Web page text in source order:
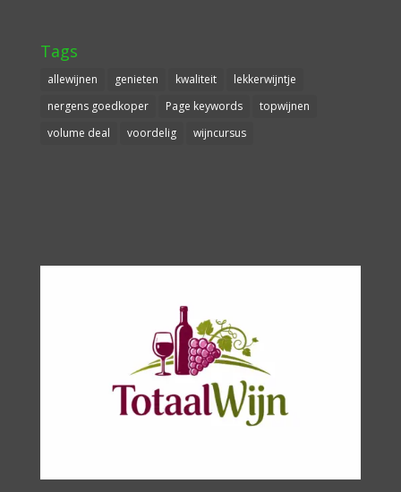
Tags
allewijnen genieten kwaliteit
lekkerwijntje
nergens goedkoper
Page keywords
topwijnen
volume deal
voordelig wijncursus